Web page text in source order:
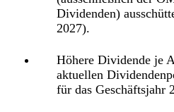
Dividenden)
2027).
Höhere Dividende je
aktuellen
für das Geschäftsjahr